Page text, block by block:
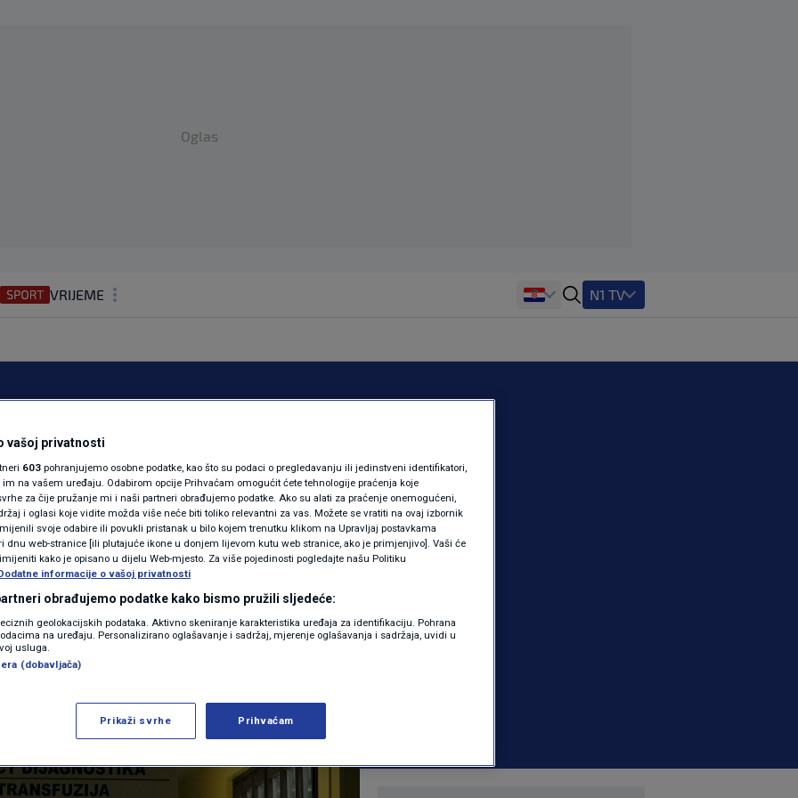
Oglas
VRIJEME
REGIJA
MAGAZIN
KOLUMNE
N1(DIS)INFO
KLIMATSKE PROMJENE
FOTO
VIDEO
N1 TV
znaju za ovo
im spasiti
posebnu
17:11 VIJESTI komentara
Više
vašoj privatnosti
603 pohranjujemo osobne podatke, kao što su podaci o pregledavanju ili jedinstveni identifikatori,
na vašem uređaju. Odabirom opcije Prihvaćam omogućit ćete tehnologije praćenja koje
za čije pružanje mi i naši partneri obrađujemo podatke. Ako su alati za praćenje onemogućeni,
i oglasi koje vidite možda više neće biti toliko relevantni za vas. Možete se vratiti na ovaj izbornik
svoje odabire ili povukli pristanak u bilo kojem trenutku klikom na Upravljaj postavkama
dnu web-stranice [ili plutajuće ikone u donjem lijevom kutu web stranice, ako je primjenjivo]. Vaši će
kako je opisano u dijelu Web-mjesto. Za više pojedinosti pogledajte našu Politiku
informacije o vašoj privatnosti
obrađujemo podatke kako bismo pružili sljedeće:
geolokacijskih podataka. Aktivno skeniranje karakteristika uređaja za identifikaciju. Pohrana
na uređaju. Personalizirano oglašavanje i sadržaj, mjerenje oglašavanja i sadržaja, uvidi u
usluga.
(dobavljača)
Prikaži svrhe Prihvaćam